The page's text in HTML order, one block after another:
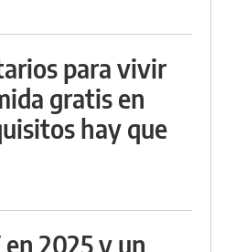
para vivir
gratis en
hay que
2025 y un